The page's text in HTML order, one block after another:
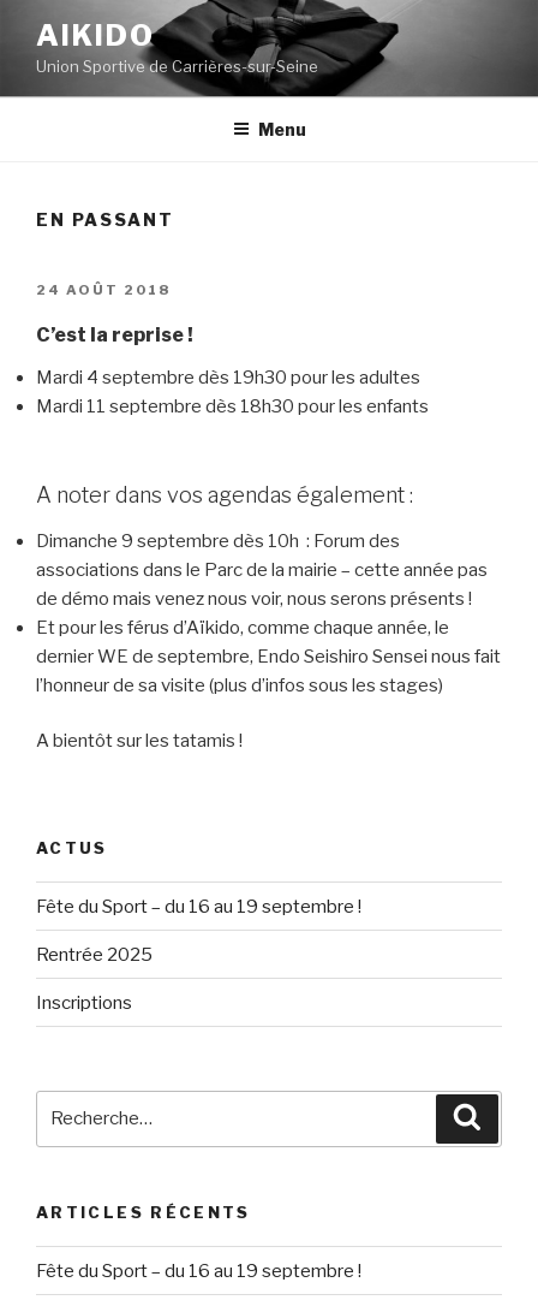
contenu
principal
AIKIDO
Union Sportive de Carrières-sur-Seine
Menu
EN PASSANT
PUBLIÉ
24 AOÛT 2018
C’est la reprise !
Mardi 4 septembre dès 19h30 pour les adultes
Mardi 11 septembre dès 18h30 pour les enfants
A noter dans vos agendas également :
Dimanche 9 septembre dès 10h : Forum des
associations dans le Parc de la mairie – cette année pas
de démo mais venez nous voir, nous serons présents !
Et pour les férus d’Aïkido, comme chaque année, le
dernier WE de septembre, Endo Seishiro Sensei nous fait
l’honneur de sa visite (plus d’infos sous les stages)
A bientôt sur les tatamis !
ACTUS
Fête du Sport – du 16 au 19 septembre !
Rentrée 2025
Inscriptions
ARTICLES RÉCENTS
Fête du Sport – du 16 au 19 septembre !